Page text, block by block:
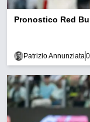
Pronostico Red
Patrizio Annunziata